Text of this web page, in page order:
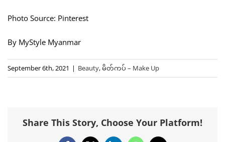
Photo Source: Pinterest
By MyStyle Myanmar
September 6th, 2021 | Beauty,မိတ်ကပ် – Make Up
Share This Story, Choose Your Platform!